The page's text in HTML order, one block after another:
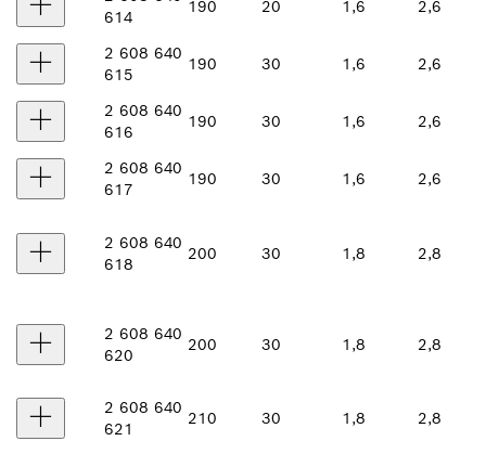
614
190 20 1,6 2,6
2 608 640
615
190 30 1,6 2,6
2 608 640
616
190 30 1,6 2,6
2 608 640
617
190 30 1,6 2,6
2 608 640
618
200 30 1,8 2,8
2 608 640
620
200 30 1,8 2,8
2 608 640
621
210 30 1,8 2,8